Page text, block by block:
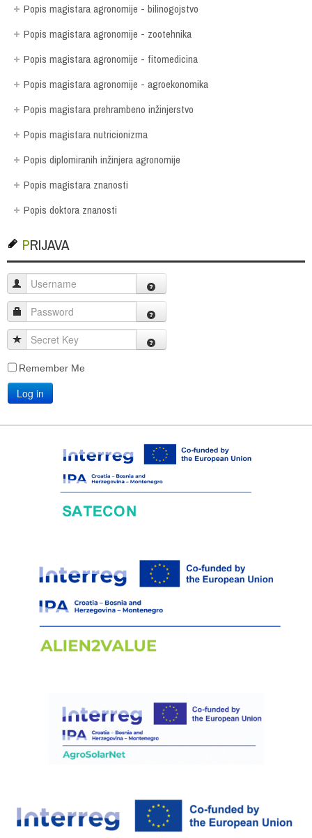
Popis magistara agronomije - bilinogojstvo
Popis magistara agronomije - zootehnika
Popis magistara agronomije - fitomedicina
Popis magistara agronomije - agroekonomika
Popis magistara prehrambeno inžinjerstvo
Popis magistara nutricionizma
Popis diplomiranih inžinjera agronomije
Popis magistara znanosti
Popis doktora znanosti
PRIJAVA
Username
Password
Secret Key
Remember Me
Log in